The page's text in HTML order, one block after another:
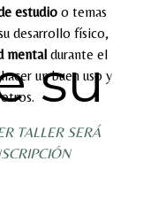
estudio o temas
desarrollo físico,
mental durante el
un buen uso y
TALLER SERÁ
su